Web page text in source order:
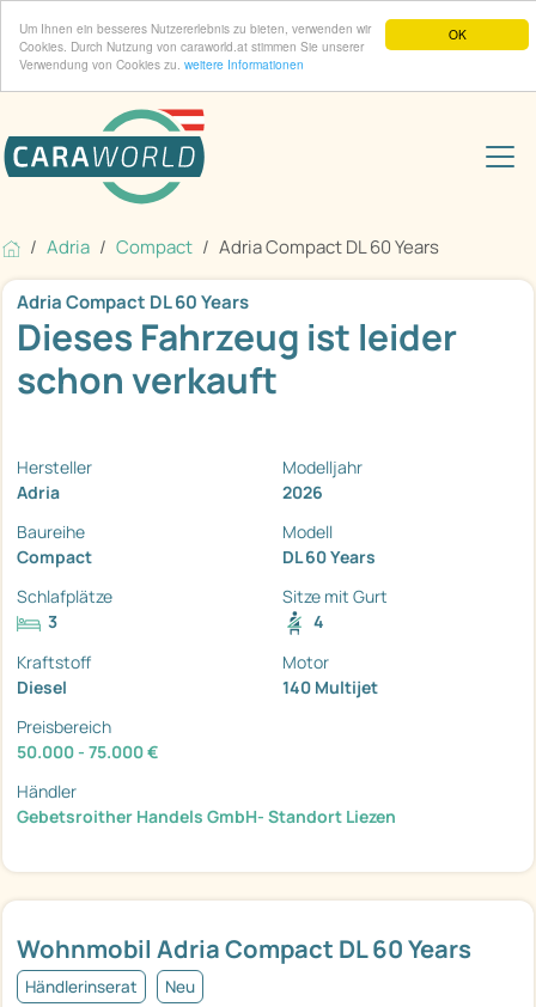
OK
Um Ihnen ein besseres Nutzererlebnis zu bieten, verwenden wir
Cookies. Durch Nutzung von caraworld.at stimmen Sie unserer
Verwendung von Cookies zu. weitere Informationen
Adria Compact Adria Compact DL 60 Years
Wohnmobil Adria Compact DL 60 Years
Händlerinserat Neu
Adria Compact DL 60 Years
Dieses Fahrzeug ist leider
schon verkauft
Hersteller
Adria
Modelljahr
2026
Baureihe
Compact
Modell
DL 60 Years
Schlafplätze
3
Sitze mit Gurt
4
Kraftstoff
Diesel
Motor
140 Multijet
Preisbereich
50.000 - 75.000 €
Händler
Gebetsroither Handels GmbH- Standort Liezen